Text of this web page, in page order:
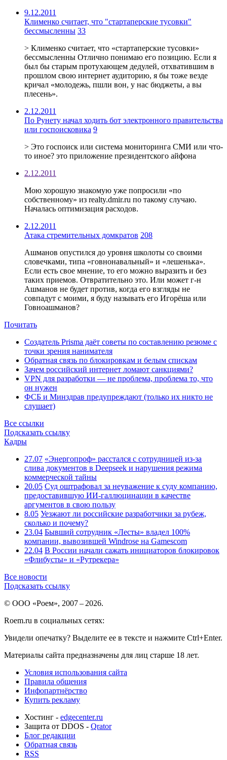
9.12.2011
Клименко считает, что "стартаперские тусовки"
бессмысленны 33
> Клименко считает, что «стартаперские тусовки»
бессмысленны Отлично понимаю его позицию. Если я
был бы старым протухающем дедулей, отхватившим в
прошлом свою интернет аудиторию, я бы тоже везде
кричал «молодежь, пшли вон, у нас бюджеты, а вы
плесень».
2.12.2011
По Рунету начал ходить бот электронного правительства
или госпоисковика 9
> Это госпоиск или система мониторинга СМИ или что-
то иное? это приложение президентского айфона
2.12.2011
Мою хорошую знакомую уже попросили «по
собственному» из realty.dmir.ru по такому случаю.
Началась оптимизация расходов.
2.12.2011
Атака стремительных домкратов 208
Ашманов опустился до уровня школоты со своими
словечками, типа «говнонавальный» и «лешенька».
Если есть свое мнение, то его можно выразить и без
таких приемов. Отвратительно это. Или может г-н
Ашманов не будет против, когда его взгляды не
совпадут с моими, я буду называть его Игорёша или
Говноашманов?
Почитать
Создатель Prisma даёт советы по составлению резюме с
точки зрения нанимателя
Обратная связь по блокировкам и белым спискам
Зачем российский интернет ломают санкциями?
VPN для разработки — не проблема, проблема то, что
он нужен
ФСБ и Минздрав предупреждают (только их никто не
слушает)
Все ссылки
Подсказать ссылку
Кадры
27.07 «Энергопроф» расстался с сотрудницей из-за
слива документов в Deepseek и нарушения режима
коммерческой тайны
20.05 Суд оштрафовал за неуважение к суду компанию,
предоставившую ИИ-галлюцинации в качестве
аргументов в свою пользу
8.05 Уезжают ли российские разработчики за рубеж,
сколько и почему?
23.04 Бывший сотрудник «Лесты» владел 100%
компании, вывозившей Windrose на Gamescom
22.04 В России начали сажать инициаторов блокировок
«Флибусты» и «Рутрекера»
Все новости
Подсказать ссылку
© ООО «Роем», 2007 – 2026.
Roem.ru в социальных сетях:
Увидели опечатку? Выделите ее в тексте и нажмите Ctrl+Enter.
Материалы сайта предназначены для лиц старше 18 лет.
Условия использования сайта
Правила общения
Инфопартнёрство
Купить рекламу
Хостинг - edgecenter.ru
Защита от DDOS - Qrator
Блог редакции
Обратная связь
RSS